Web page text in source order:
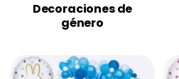
Decoraciones de
género